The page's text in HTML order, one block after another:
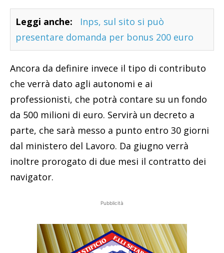
Leggi anche:
Inps, sul sito si può
presentare domanda per bonus 200 euro
Ancora da definire invece il tipo di contributo
che verrà dato agli autonomi e ai
professionisti, che potrà contare su un fondo
da 500 milioni di euro. Servirà un decreto a
parte, che sarà messo a punto entro 30 giorni
dal ministero del Lavoro. Da giugno verrà
inoltre prorogato di due mesi il contratto dei
navigator.
Pubblicità